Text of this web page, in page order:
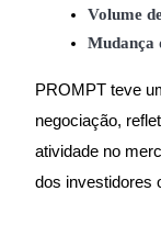
Futuros
Volume
Mudança
PROMPT teve
negociação,
atividade no
dos investidores